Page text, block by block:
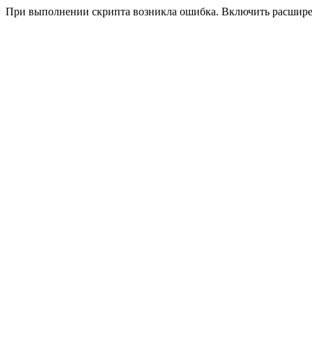
При выполнении скрипта возникла ошибка. Включить